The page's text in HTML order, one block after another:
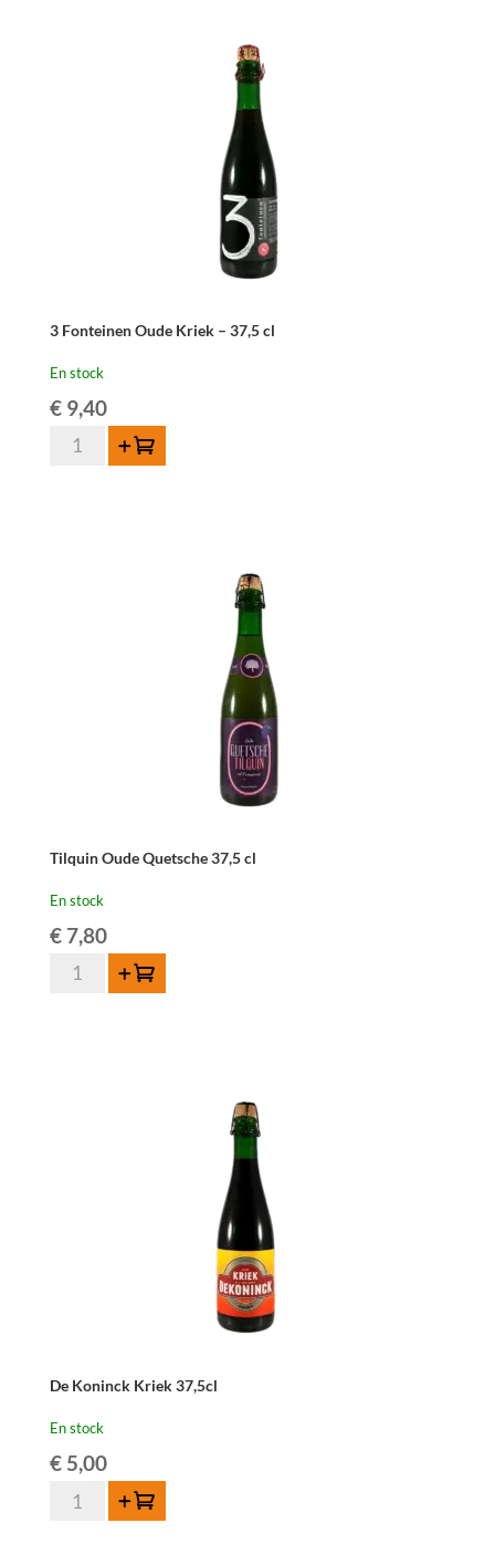
3 Fonteinen Oude Kriek – 37,5 cl
En stock
€9,40
quantité
Ajouter au panier
Tilquin Oude Quetsche 37,5 cl
En stock
€7,80
quantité
Ajouter au panier
De Koninck Kriek 37,5cl
En stock
€5,00
quantité
Ajouter au panier